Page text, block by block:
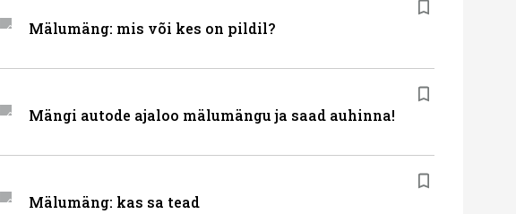
Mälumäng: mis või kes on pildil?
Mängi autode ajaloo mälumängu ja saad auhinna!
Mälumäng: kas sa tead